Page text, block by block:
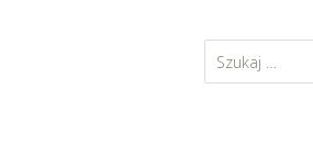
Szukaj: